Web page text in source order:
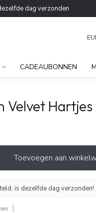
dag verzonden
CADEAUBONNEN
Velvet
Toevoegen aan
is dezelfde dag verzonden!